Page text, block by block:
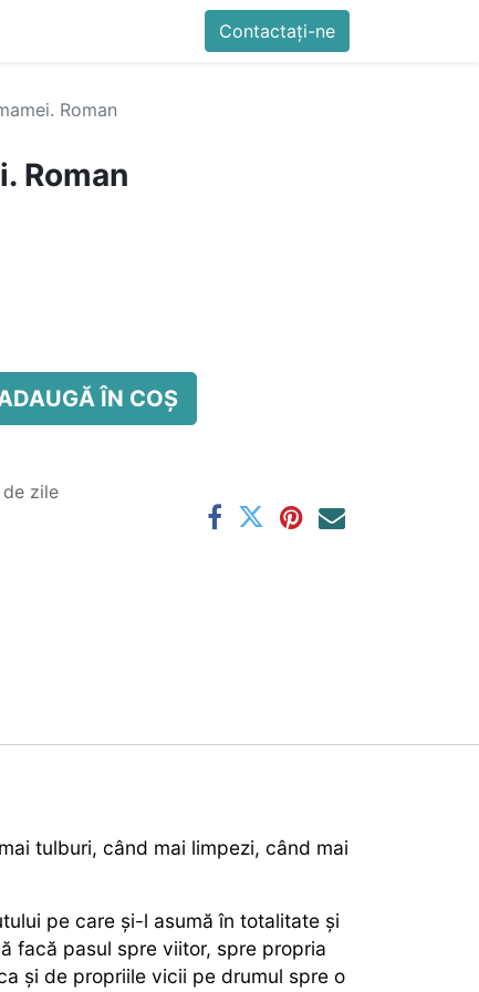
Contactați-ne Generator QR
Contactați-ne
Roman
Roman
ÎN COȘ
zile
tulburi, când mai limpezi, când mai
pe care și-l asumă în totalitate și
facă pasul spre viitor, spre propria
și de propriile vicii pe drumul spre o